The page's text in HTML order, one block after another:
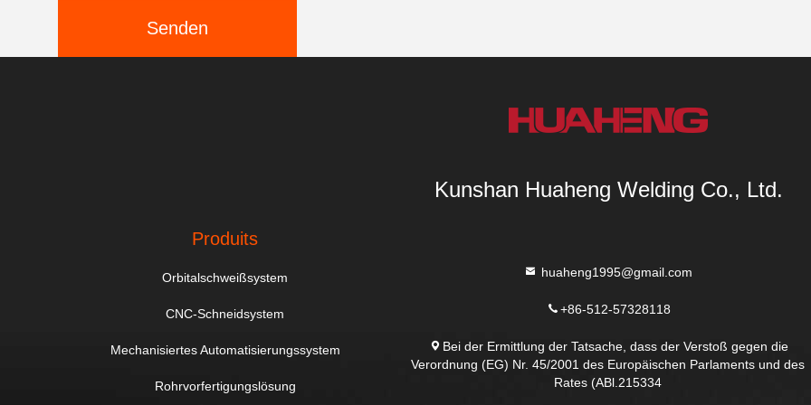
Senden
Kunshan Huaheng Welding Co., Ltd.
Produits
Orbitalschweißsystem
CNC-Schneidsystem
Mechanisiertes Automatisierungssystem
Rohrvorfertigungslösung
huaheng1995@gmail.com
+86-512-57328118
Bei der Ermittlung der Tatsache, dass der Verstoß gegen die
Verordnung (EG) Nr. 45/2001 des Europäischen Parlaments und des
Rates (ABl.215334